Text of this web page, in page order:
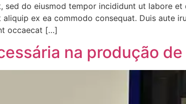
do eiusmod tempor incididunt ut labore et
ex ea commodo consequat. Duis aute
occaecat […]
na produção